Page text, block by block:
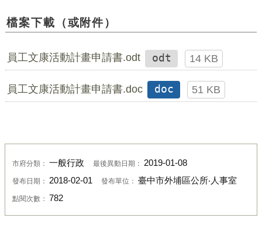
檔案下載（或附件）
員工文康活動計畫申請書.odt odt 14 KB
員工文康活動計畫申請書.doc doc 51 KB
市府分類： 一般行政 最後異動日期： 2019-01-08
發布日期： 2018-02-01 發布單位： 臺中市外埔區公所‧人事室
點閱次數： 782